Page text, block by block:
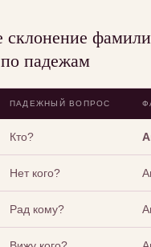
склонение
падежам
ПАДЕЖНЫЙ ВОПРОС
Кто?
Нет кого?
Рад кому?